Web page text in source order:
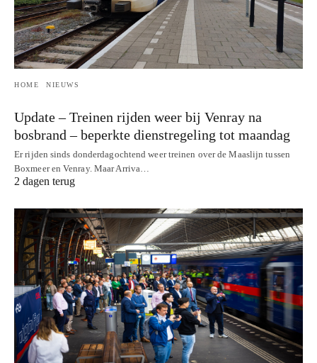
HOME NIEUWS
Update – Treinen rijden weer bij Venray na
bosbrand – beperkte dienstregeling tot maandag
Er rijden sinds donderdagochtend weer treinen over de Maaslijn tussen
Boxmeer en Venray. Maar Arriva…
2 dagen terug